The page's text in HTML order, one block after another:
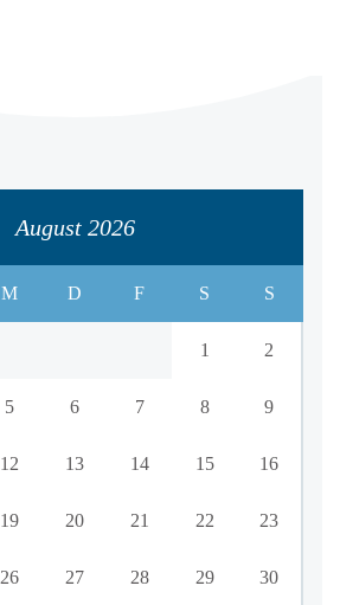
August 2026
M D F S S
1 2
5 6 7 8 9
12 13 14 15 16
19 20 21 22 23
26 27 28 29 30